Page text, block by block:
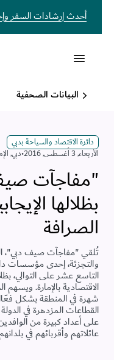
أحدث إرشادات السفر
البيانات الصحفية
دائرة الاقتصاد والسياحة بدبي
اﻷربعاء, 3 أغسطس, 2016
•دبي,
"مفاجآت
بظلالها
الصرافة
تُلقي "مفاجآت صيف دبي"،
والتجزئة، إحدى مؤسسات
التاسع عشر على التوالي،
الاقتصادية بالإمارة. ويسهم
شهرة في المنطقة بشكل
القطاعات المزدهرة في
على أعداد كبيرة من
عائلاتهم وأقربائهم في